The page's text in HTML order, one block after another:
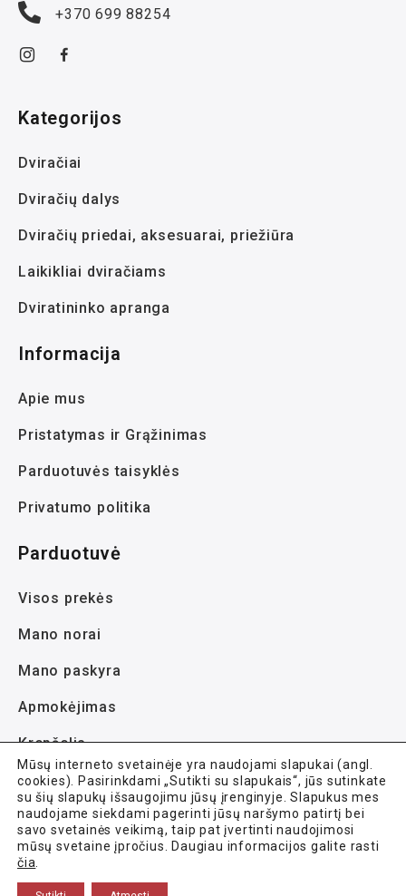
+370 699 88254
Kategorijos
Dviračiai
Dviračių dalys
Dviračių priedai, aksesuarai, priežiūra
Laikikliai dviračiams
Dviratininko apranga
Informacija
Apie mus
Pristatymas ir Grąžinimas
Parduotuvės taisyklės
Privatumo politika
Parduotuvė
Visos prekės
Mano norai
Mano paskyra
Apmokėjimas
Krepšelis
Mūsų interneto svetainėje yra naudojami slapukai (angl.
cookies). Pasirinkdami „Sutikti su slapukais“, jūs sutinkate
su šių slapukų išsaugojimu jūsų įrenginyje. Slapukus mes
naudojame siekdami pagerinti jūsų naršymo patirtį bei
savo svetainės veikimą, taip pat įvertinti naudojimosi
mūsų svetaine įpročius. Daugiau informacijos galite rasti
čia